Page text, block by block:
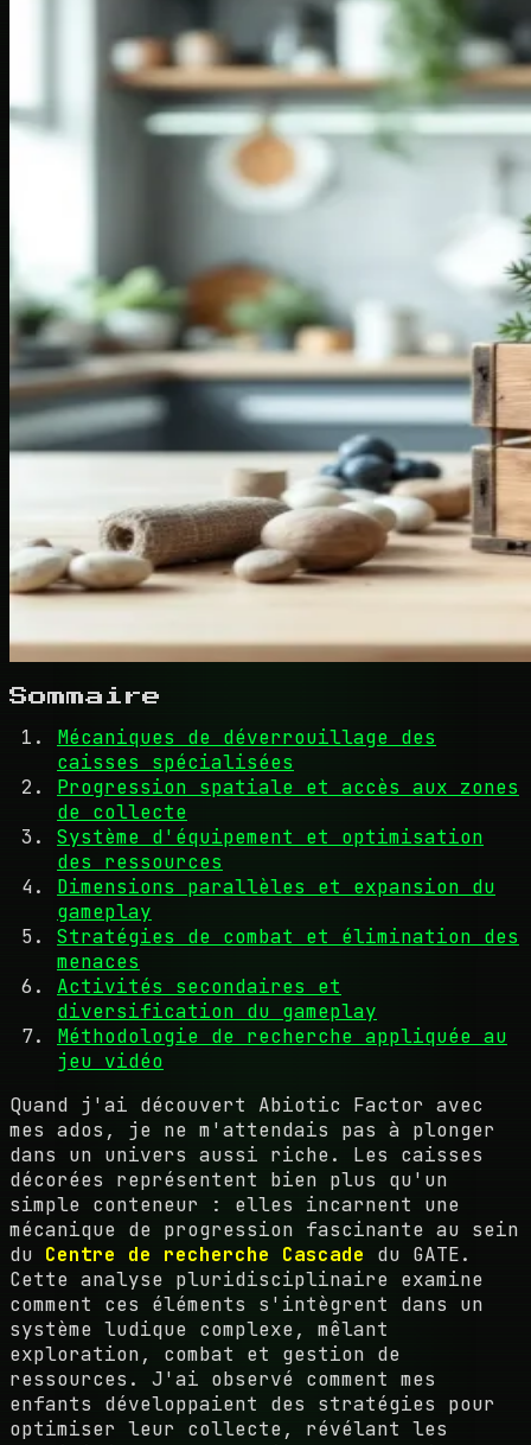
Sommaire
Mécaniques de déverrouillage des
caisses spécialisées
Progression spatiale et accès aux zones
de collecte
Système d'équipement et optimisation
des ressources
Dimensions parallèles et expansion du
gameplay
Stratégies de combat et élimination des
menaces
Activités secondaires et
diversification du gameplay
Méthodologie de recherche appliquée au
jeu vidéo
Quand j'ai découvert Abiotic Factor avec
mes ados, je ne m'attendais pas à plonger
dans un univers aussi riche. Les caisses
décorées représentent bien plus qu'un
simple conteneur : elles incarnent une
mécanique de progression fascinante au sein
du Centre de recherche Cascade du GATE.
Cette analyse pluridisciplinaire examine
comment ces éléments s'intègrent dans un
système ludique complexe, mêlant
exploration, combat et gestion de
ressources. J'ai observé comment mes
enfants développaient des stratégies pour
optimiser leur collecte, révélant les